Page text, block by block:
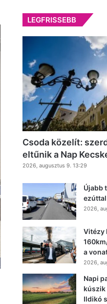
LEGFRISSEBB
Csoda közelít:
eltűnik a Nap
2026, augusztus 9. 13:29
Újabb
2026,
Vitézy
a
2026,
Napi
kúszik
Ildikó